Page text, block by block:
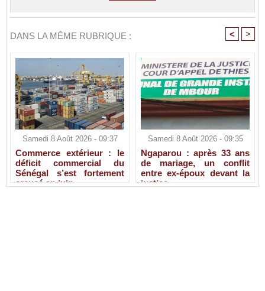
DANS LA MÊME RUBRIQUE : < >
Samedi 8 Août 2026 - 09:37
Commerce extérieur : le
déficit commercial du
Sénégal s’est fortement
creusé en juin
Samedi 8 Août 2026 - 09:35
Ngaparou : après 33 ans
de mariage, un conflit
entre ex-époux devant la
justice